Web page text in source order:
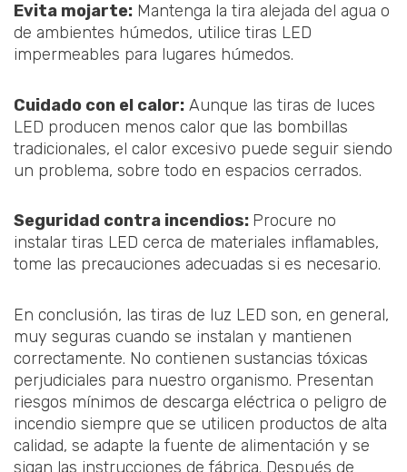
Evita mojarte: Mantenga la tira alejada del agua o
de ambientes húmedos, utilice tiras LED
impermeables para lugares húmedos.
Cuidado con el calor: Aunque las tiras de luces
LED producen menos calor que las bombillas
tradicionales, el calor excesivo puede seguir siendo
un problema, sobre todo en espacios cerrados.
Seguridad contra incendios: Procure no
instalar tiras LED cerca de materiales inflamables,
tome las precauciones adecuadas si es necesario.
En conclusión, las tiras de luz LED son, en general,
muy seguras cuando se instalan y mantienen
correctamente. No contienen sustancias tóxicas
perjudiciales para nuestro organismo. Presentan
riesgos mínimos de descarga eléctrica o peligro de
incendio siempre que se utilicen productos de alta
calidad, se adapte la fuente de alimentación y se
sigan las instrucciones de fábrica. Después de